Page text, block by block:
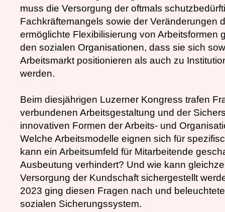
muss die Versorgung der oftmals
Fachkräftemangels sowie der Veränderungen
ermöglichte Flexibilisierung von Arbeitsformen
den sozialen Organisationen, dass sie sich
Arbeitsmarkt positionieren als auch zu
werden.
Beim diesjährigen Luzerner Kongress trafen
verbundenen Arbeitsgestaltung und der
innovativen Formen der Arbeits- und
Welche Arbeitsmodelle eignen sich für
kann ein Arbeitsumfeld für Mitarbeitende
Ausbeutung verhindert? Und wie kann
Versorgung der Kundschaft sichergestellt
2023 ging diesen Fragen nach und
sozialen Sicherungssystem.